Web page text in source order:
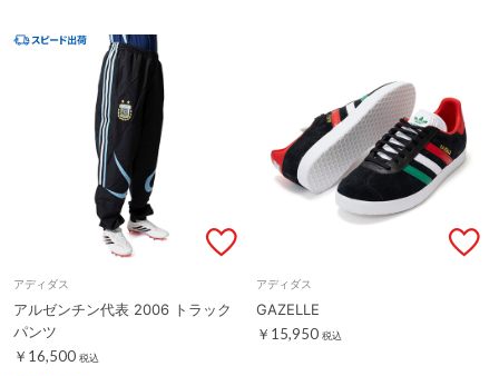
アディダス
アルゼンチン代表 2006 トラック
パンツ
￥16,500 税込
アディダス
GAZELLE
￥15,950 税込